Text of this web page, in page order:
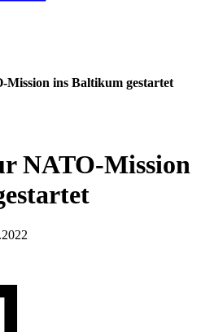
ins Baltikum gestartet
NATO-Mission